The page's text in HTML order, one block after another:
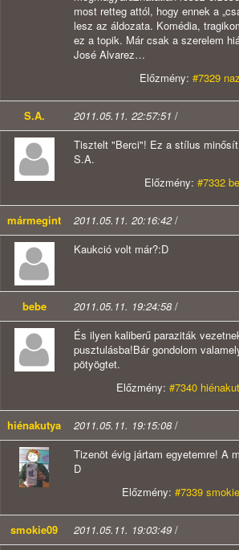
most retteg attól, hogy ennek a
lesz az áldozata. Komédia,
ez a topik. Már csak a szerelem
José Alvarez…
Előzmény: #7329
S.A. 2011.05.11. 22:57:51 /
Tisztelt "Berci"! Ez a stílus
S.A.
Előzmény: #7332
mármegint 2011.05.11. 20:16:42/
Kaukció volt már?:D
bebe 2011.05.11. 19:24:58 /
És ilyen kaliberű paraziták
pusztulásba!Bár gondolom
pötyögtet.
Előzmény: #7340
hiénakutya 2011.05.11. 19:15:08 /
Tizenöt évig jártam egyetemre! A
D
Előzmény: #7339
smokie09 2011.05.11. 19:03:49 /